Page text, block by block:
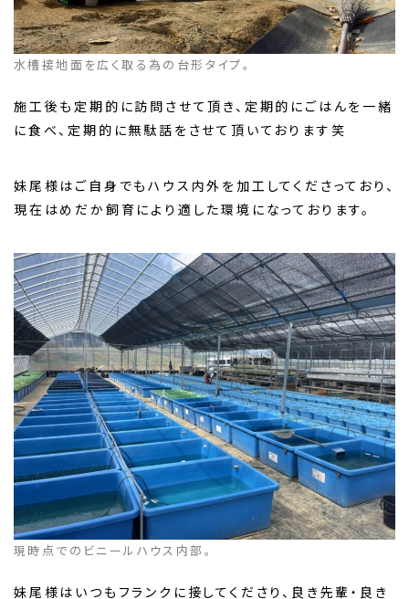
水槽接地面を広く取る為の台形タイプ。
施工後も定期的に訪問させて頂き、定期的にごはんを一緒
に食べ、定期的に無駄話をさせて頂いております笑
妹尾様はご自身でもハウス内外を加工してくださっており、
現在はめだか飼育により適した環境になっております。
現時点でのビニールハウス内部。
妹尾様はいつもフランクに接してくださり、良き先輩・良き